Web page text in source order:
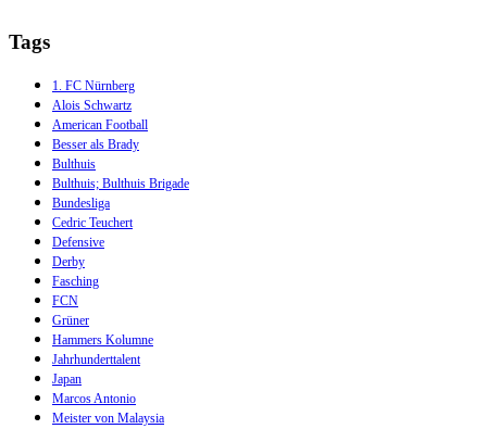
Tags
1. FC Nürnberg
Alois Schwartz
American Football
Besser als Brady
Bulthuis
Bulthuis; Bulthuis Brigade
Bundesliga
Cedric Teuchert
Defensive
Derby
Fasching
FCN
Grüner
Hammers Kolumne
Jahrhunderttalent
Japan
Marcos Antonio
Meister von Malaysia